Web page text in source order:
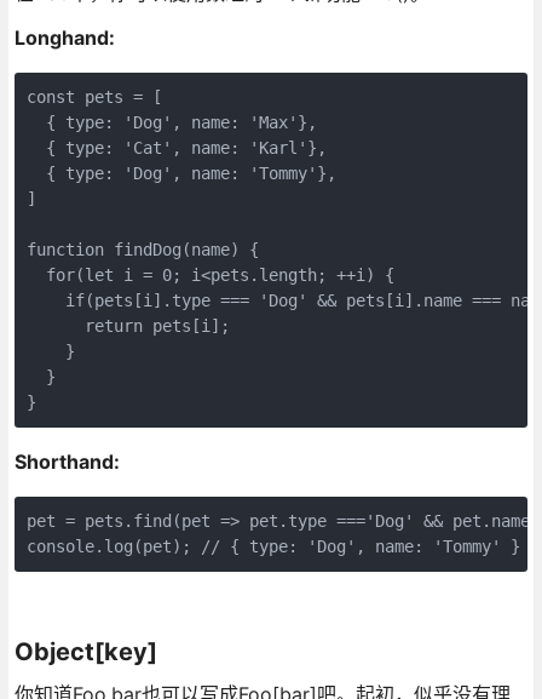
Longhand:
const pets = [
  { type: 'Dog', name: 'Max'},
  { type: 'Cat', name: 'Karl'},
  { type: 'Dog', name: 'Tommy'},
]
function findDog(name) {
  for(let i = 0; i<pets.length; ++i) {
if(pets[i].type === 'Dog' && pets[i].name ===
      return pets[i];
    }
  }
Shorthand:
pet = pets.find(pet => pet.type ==='Dog' && pet.name
console.log(pet); // { type: 'Dog', name: 'Tommy' }
Object[key]
你知道Foo.bar也可以写成Foo[bar]吧。起初，似乎没有理